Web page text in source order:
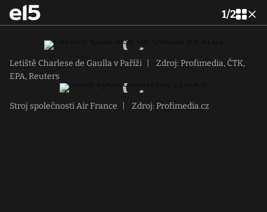
1/2
Letiště Charlese de Gaulla v Paříži
Zdroj: Profimedia, ČTK,
EPA, Reuters
Stroj společnosti Air France Zdroj: Profimedia.cz